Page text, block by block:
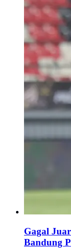
Gagal
Bandung